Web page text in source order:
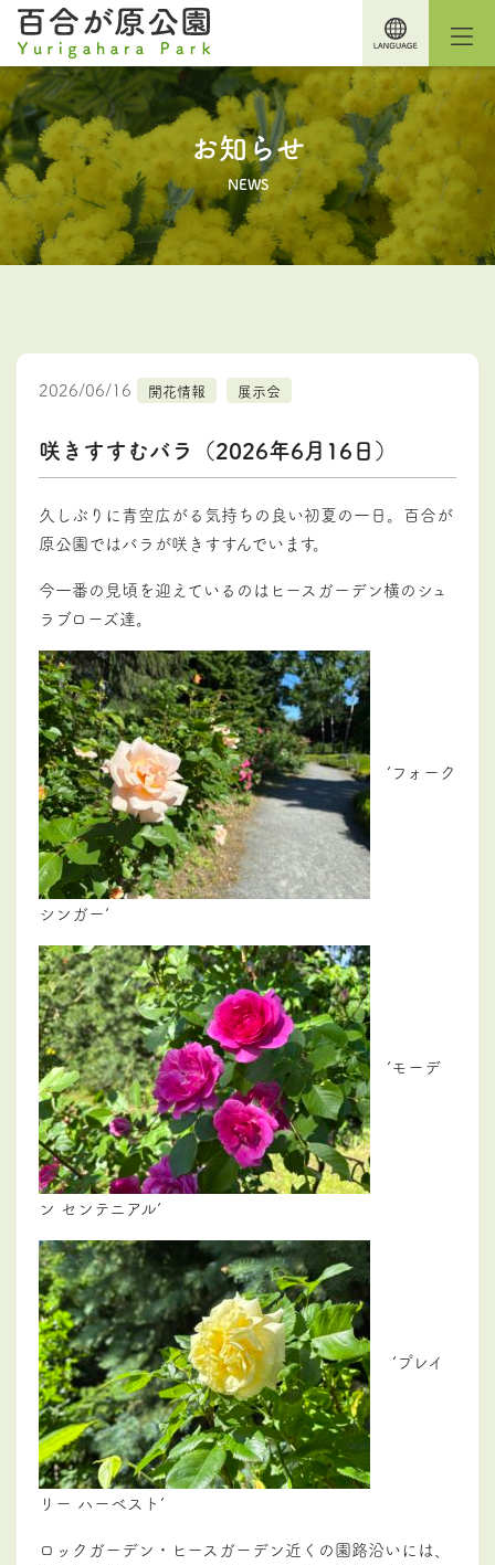
お知らせ
NEWS
2026/06/16 開花情報 展示会
咲きすすむバラ（2026年6月16日）
久しぶりに青空広がる気持ちの良い初夏の一日。百合が
原公園ではバラが咲きすすんでいます。
今一番の見頃を迎えているのはヒースガーデン横のシュ
ラブローズ達。
‘フォーク
シンガー’
‘モーデ
ン センテニアル’
‘プレイ
リー ハーベスト’
ロックガーデン・ヒースガーデン近くの園路沿いには、